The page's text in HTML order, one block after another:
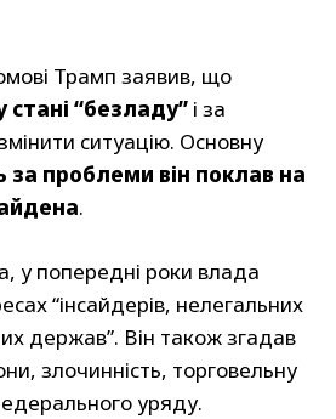
Трамп заявив, що
стані “безладу” і за
ситуацію. Основну
за проблеми він поклав на
.
у попередні роки влада
“інсайдерів, нелегальних
держав”. Він також згадав
злочинність, торговельну
уряду.